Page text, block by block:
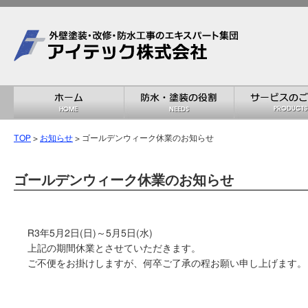
TOP > お知らせ > ゴールデンウィーク休業のお知らせ
ゴールデンウィーク休業のお知らせ
R3年5月2日(日)～5月5日(水)
上記の期間休業とさせていただきます。
ご不便をお掛けしますが、何卒ご了承の程お願い申し上げます。